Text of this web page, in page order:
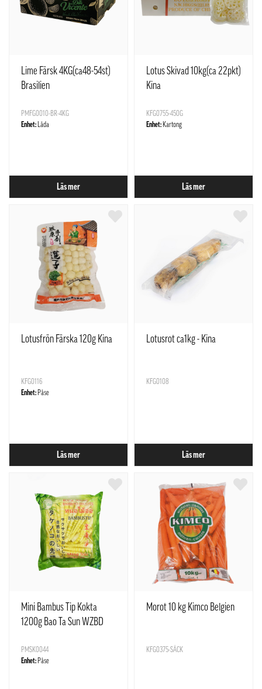
Lime Färsk 4KG(ca48-54st)
Brasilien
PMFG0010-BR-4KG
Enhet: Låda
Läs mer
Lotus Skivad 10kg(ca 22pkt)
Kina
KFG0755-450G
Enhet: Kartong
Läs mer
Lotusfrön Färska 120g Kina
KFG0116
Enhet: Påse
Läs mer
Lotusrot ca1kg - Kina
KFG0108
Läs mer
Mini Bambus Tip Kokta
1200g Bao Ta Sun WZBD
PMSK0044
Enhet: Påse
Morot 10 kg Kimco Belgien
KFG0375-SÄCK